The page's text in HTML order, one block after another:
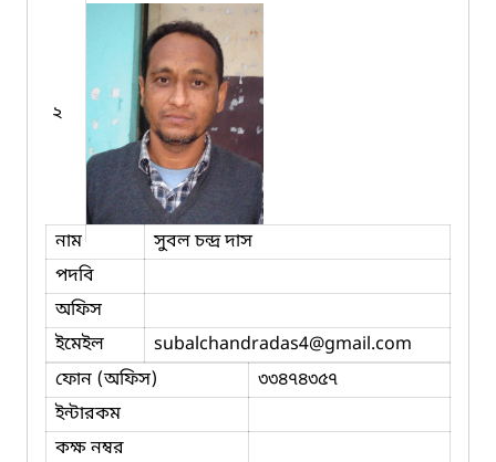
২
নাম
সুবল চন্দ্র দাস
পদবি
অফিস
ইমেইল
subalchandradas4@gmail.com
ফোন (অফিস)
৩৩৪৭৪৩৫৭
ইন্টারকম
কক্ষ নম্বর